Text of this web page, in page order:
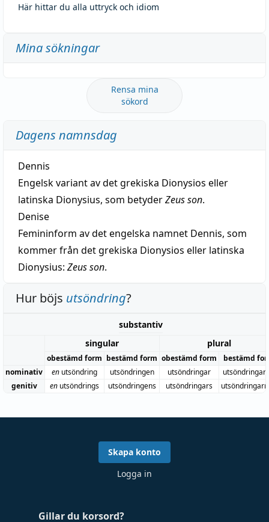
Här hittar du alla uttryck och idiom
Mina sökningar
Rensa mina
sökord
Dagens namnsdag
Dennis
Engelsk variant av det grekiska Dionysios eller
latinska Dionysius, som betyderZeus son.
Denise
Femininform av det engelska namnet Dennis, som
kommer från det grekiska Dionysios eller latinska
Dionysius: Zeus son.
Hur böjs utsöndring?
substantiv
singular
plural
obestämd form bestämd form obestämd form
bestämd
nominativ
en utsöndring utsöndringen utsöndringar
genitiv
en utsöndrings utsöndringens utsöndringars
Gillar du korsord?
Skapa konto
Logga in